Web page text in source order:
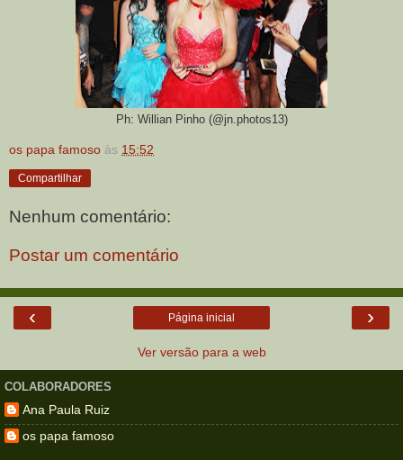
Ph: Willian Pinho (@jn.photos13)
os papa famoso às 15:52
Compartilhar
Nenhum comentário:
Postar um comentário
‹ ›
Página inicial
Ver versão para a web
COLABORADORES
Ana Paula Ruiz
os papa famoso